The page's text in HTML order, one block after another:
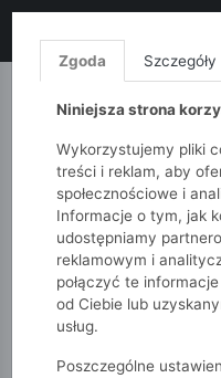
MONNARI
51015kids
Chłopcy 2-7
Słomkowy kapelusz z
Zgoda Szczegóły
Niniejsza strona
Wykorzystujemy pliki
treści i reklam, aby
społecznościowe i
Informacje o tym, jak
udostępniamy
reklamowym i
połączyć te
od Ciebie lub
usług.
Poszczególne